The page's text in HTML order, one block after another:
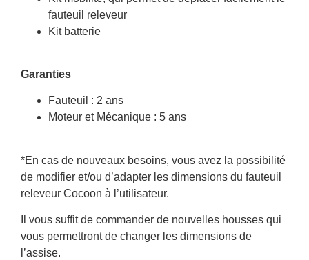
fauteuil releveur
Kit batterie
Garanties
Fauteuil : 2 ans
Moteur et Mécanique : 5 ans
*En cas de nouveaux besoins, vous avez la possibilité
de modifier et/ou d’adapter les dimensions du fauteuil
releveur Cocoon à l’utilisateur.
Il vous suffit de commander de nouvelles housses qui
vous permettront de changer les dimensions de
l’assise.